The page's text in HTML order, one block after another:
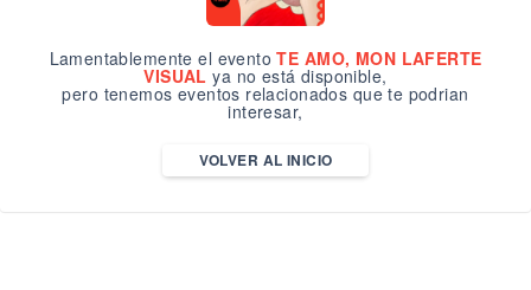
Lamentablemente el eventoTE AMO, MON LAFERTE
VISUAL ya no está disponible,
pero tenemos eventos relacionados que te podrian
interesar,
VOLVER AL INICIO